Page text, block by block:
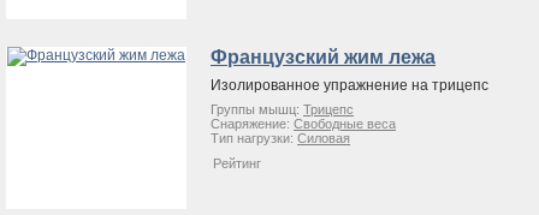
Французский жим лежа
Изолированное упражнение на трицепс
Группы мышц: Трицепс
Снаряжение: Свободные веса
Тип нагрузки: Силовая
Рейтинг